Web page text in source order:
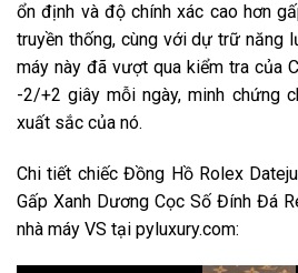
ổn định và độ chính xác cao hơn
truyền thống, cùng với dự trữ năng
máy này đã vượt qua kiểm tra của
-2/+2 giây mỗi ngày, minh chứng
xuất sắc của nó.
Chi tiết chiếc Đồng Hồ Rolex
Gấp Xanh Dương Cọc Số Đính Đá
nhà máy VS tại pyluxury.com: